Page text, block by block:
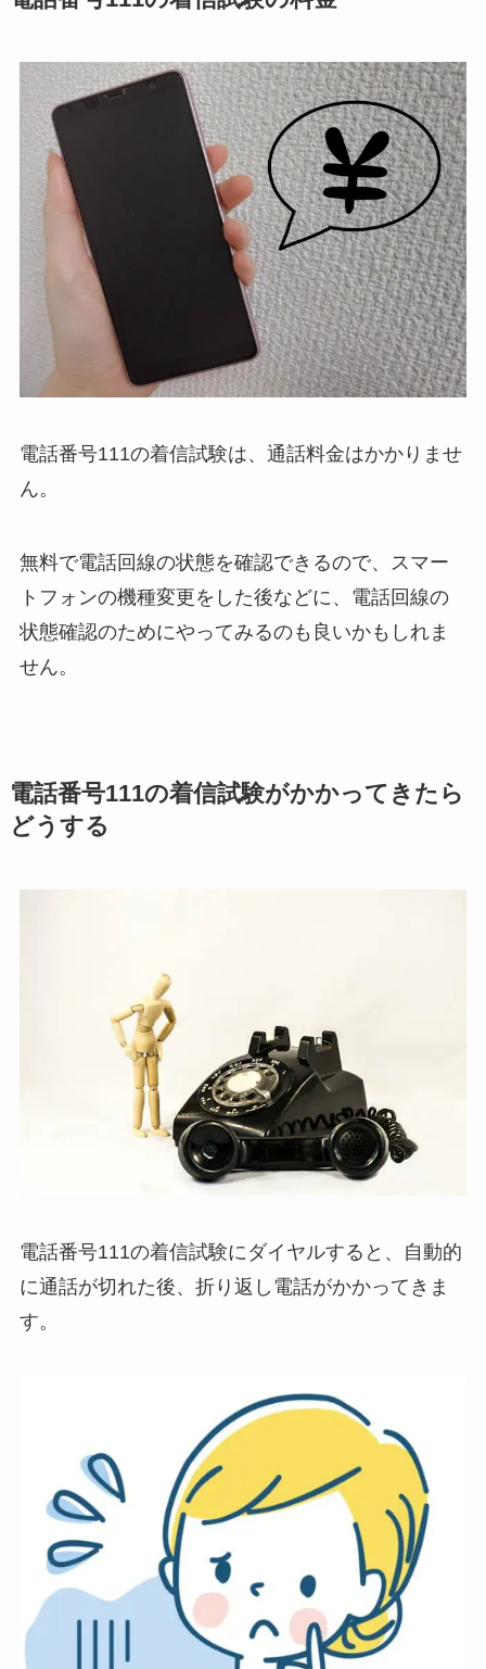
電話番号111の着信試験は、通話料金はかかりませ
ん。
無料で電話回線の状態を確認できるので、スマー
トフォンの機種変更をした後などに、電話回線の
状態確認のためにやってみるのも良いかもしれま
せん。
電話番号111の着信試験がかかってきたら
どうする
電話番号111の着信試験にダイヤルすると、自動的
に通話が切れた後、折り返し電話がかかってきま
す。